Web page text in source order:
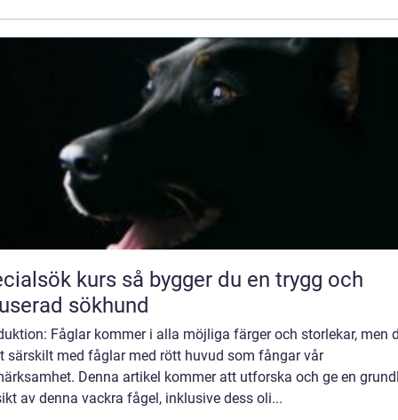
kurs så bygger du en trygg och
sökhund
Fåglar kommer i alla möjliga färger och storlekar, men
särskilt med fåglar med rött huvud som fångar vår
Denna artikel kommer att utforska och ge en
av denna vackra fågel, inklusive dess oli...